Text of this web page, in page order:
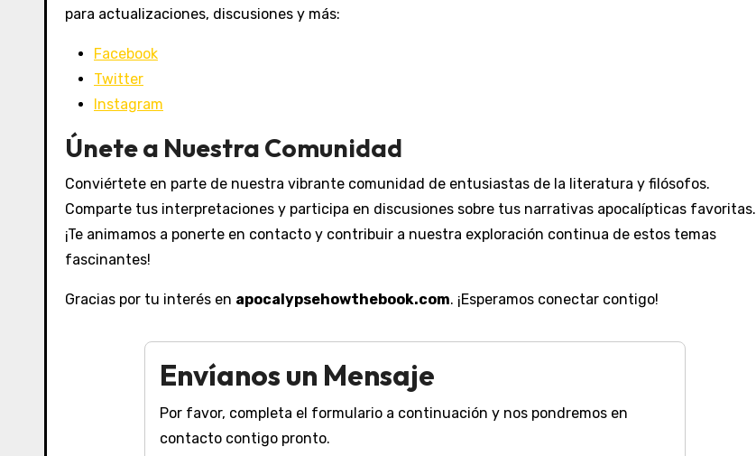
para actualizaciones, discusiones y más:
Facebook
Twitter
Instagram
Únete a Nuestra Comunidad
Conviértete en parte de nuestra vibrante comunidad de entusiastas de la literatura y filósofos.
Comparte tus interpretaciones y participa en discusiones sobre tus narrativas apocalípticas favoritas.
¡Te animamos a ponerte en contacto y contribuir a nuestra exploración continua de estos temas
fascinantes!
Gracias por tu interés en apocalypsehowthebook.com. ¡Esperamos conectar contigo!
Envíanos un Mensaje
Por favor, completa el formulario a continuación y nos pondremos en
contacto contigo pronto.